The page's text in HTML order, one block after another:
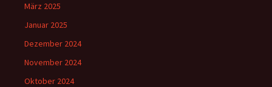
März 2025
Januar 2025
Dezember 2024
November 2024
Oktober 2024